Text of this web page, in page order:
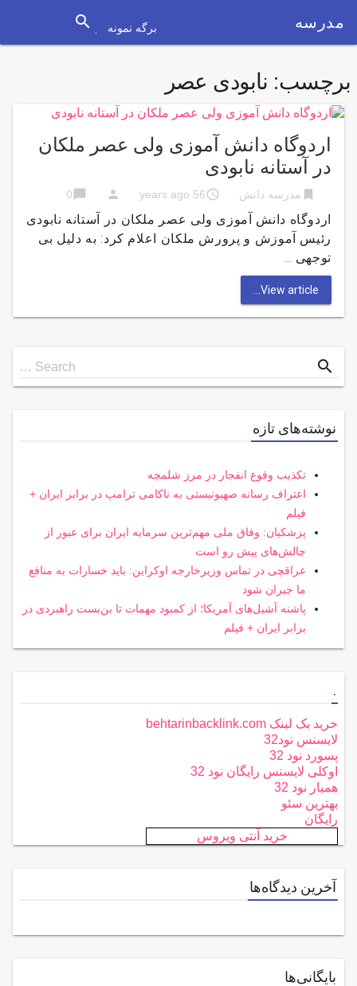
مدرسه برگه نمونه search
برچسب: نابودی عصر
اردوگاه دانش آموزی ولی عصر ملکان
در آستانه نابودی
bookmark مدرسه دانش access_time
56 years ago
person
chat_bubble
0
اردوگاه دانش آموزی ولی عصر ملکان در آستانه نابودی
رئیس آموزش و پرورش ملکان اعلام کرد: به دلیل بی
توجهی …
View article...
Search
for
Search … search
نوشته‌های تازه
تکذیب وقوع انفجار در مرز شلمچه
اعتراف رسانه صهیونیستی به ناکامی ترامپ در برابر ایران +
فیلم
پزشکیان: وفاق ملی مهم‌ترین سرمایه ایران برای عبور از
چالش‌های پیش رو است
عراقچی در تماس وزیرخارجه اوکراین: باید خسارات به منافع
ما جبران شود
پاشنه آشیل‌های آمریکا؛ از کمبود مهمات تا بن‌بست راهبردی در
برابر ایران + فیلم
.
خرید بک لینک behtarinbacklink.com
لایسنس نود32
پسورد نود 32
اوکلی لایسنس رایگان نود 32
همیار نود 32
بهترین سئو
رایگان
خرید آنتی ویروس
آخرین دیدگاه‌ها
بایگانی‌ها